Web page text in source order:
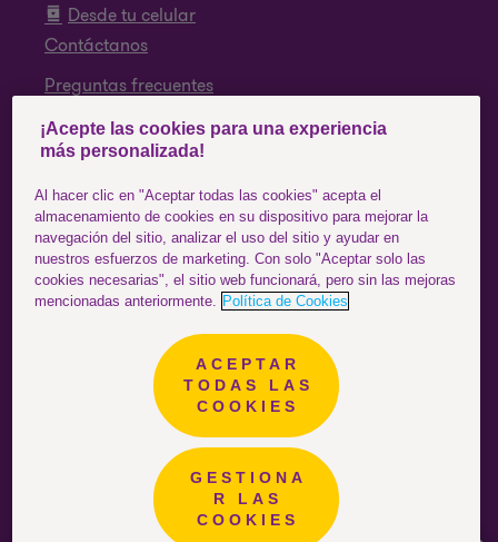
Desde tu celular
Contáctanos
Preguntas frecuentes
SÍGUENOS
Facebook
Instagram
YouTube
ESTÁS EN EL SITIO DE: Colombia
¡Acepte las cookies para una experiencia
más personalizada!
Al hacer clic en "Aceptar todas las cookies" acepta el
almacenamiento de cookies en su dispositivo para mejorar la
navegación del sitio, analizar el uso del sitio y ayudar en
nuestros esfuerzos de marketing. Con solo "Aceptar solo las
cookies necesarias", el sitio web funcionará, pero sin las mejoras
mencionadas anteriormente.
Política de Cookies
ACEPTAR
TODAS LAS
COOKIES
GESTIONA
R LAS
COOKIES